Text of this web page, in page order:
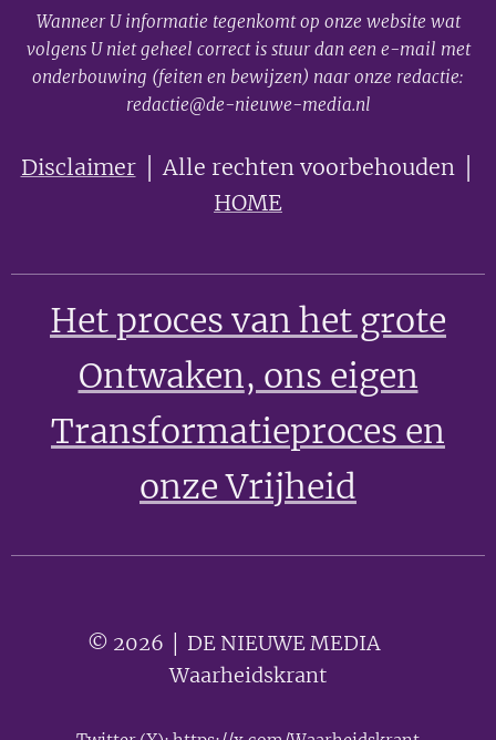
Wanneer U informatie tegenkomt op onze website wat
volgens U niet geheel correct is stuur dan een e-mail met
onderbouwing (feiten en bewijzen) naar onze redactie:
redactie@de-nieuwe-media.nl
Disclaimer│ Alle rechten voorbehouden │
HOME
Het proces van het grote
Ontwaken, ons eigen
Transformatieproces en
onze Vrijheid
© 2026 │ DE NIEUWE MEDIA 🟣
Waarheidskrant